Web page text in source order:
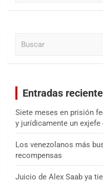
Entradas
Siete meses en prisión
y jurídicamente un exjefe
Los venezolanos más
recompensas
Juicio de Alex Saab ya